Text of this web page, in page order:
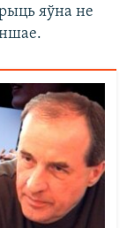
яўна не